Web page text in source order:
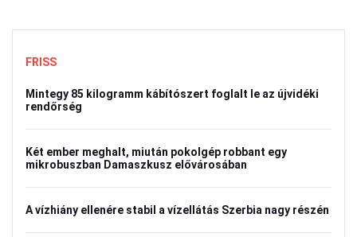
FRISS
Mintegy 85 kilogramm kábítószert foglalt le az újvidéki
rendőrség
Két ember meghalt, miután pokolgép robbant egy
mikrobuszban Damaszkusz elővárosában
A vízhiány ellenére stabil a vízellátás Szerbia nagy részén